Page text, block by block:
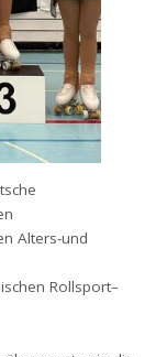
Alters-und
Rollsport–